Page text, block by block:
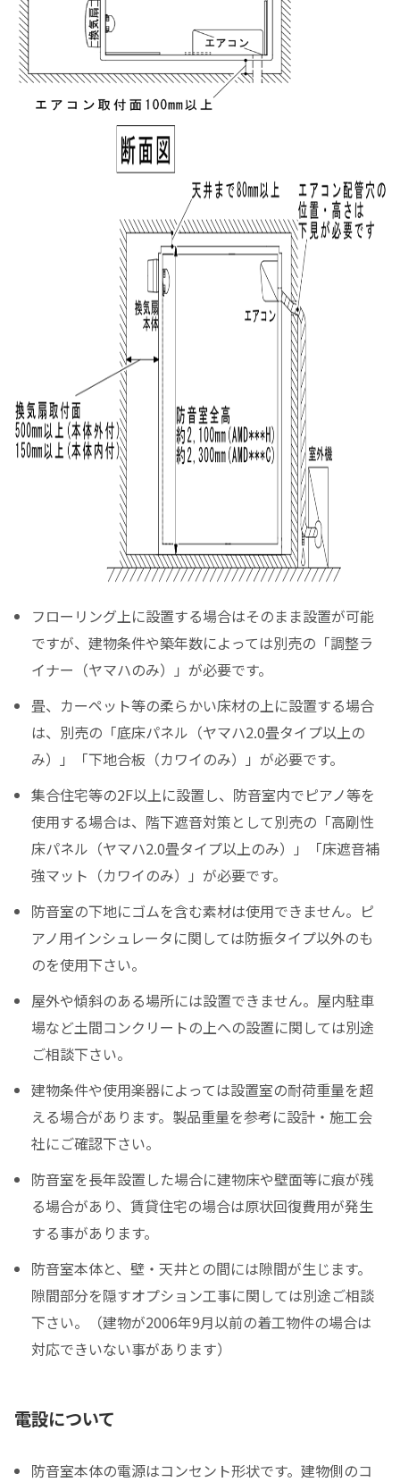
Please enter the security code
3 + 9 =
フローリング上に設置する場合はそのまま設置が可能
ですが、建物条件や築年数によっては別売の「調整ラ
イナー（ヤマハのみ）」が必要です。
畳、カーペット等の柔らかい床材の上に設置する場合
は、別売の「底床パネル（ヤマハ2.0畳タイプ以上の
み）」「下地合板（カワイのみ）」が必要です。
集合住宅等の2F以上に設置し、防音室内でピアノ等を
使用する場合は、階下遮音対策として別売の「高剛性
床パネル（ヤマハ2.0畳タイプ以上のみ）」「床遮音補
強マット（カワイのみ）」が必要です。
防音室の下地にゴムを含む素材は使用できません。ピ
アノ用インシュレータに関しては防振タイプ以外のも
のを使用下さい。
屋外や傾斜のある場所には設置できません。屋内駐車
場など土間コンクリートの上への設置に関しては別途
ご相談下さい。
建物条件や使用楽器によっては設置室の耐荷重量を超
える場合があります。製品重量を参考に設計・施工会
社にご確認下さい。
防音室を長年設置した場合に建物床や壁面等に痕が残
る場合があり、賃貸住宅の場合は原状回復費用が発生
する事があります。
防音室本体と、壁・天井との間には隙間が生じます。
隙間部分を隠すオプション工事に関しては別途ご相談
下さい。（建物が2006年9月以前の着工物件の場合は
対応できいない事があります）
電設について
防音室本体の電源はコンセント形状です。建物側のコ